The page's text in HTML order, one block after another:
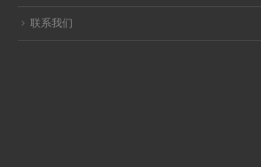
联系我们